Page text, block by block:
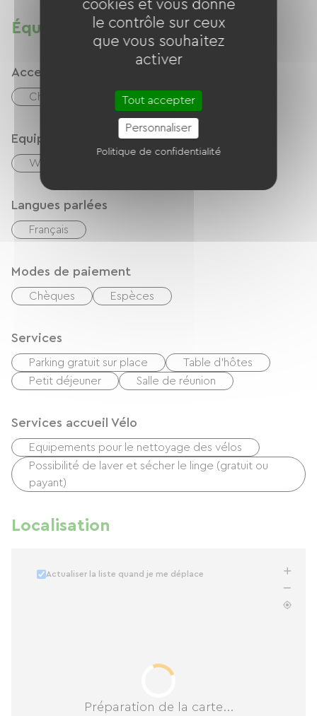
Équipements
Accessibilité
Chambre PMR
Equipements
Wifi gratuit
Langues parlées
Français
Modes de paiement
Chèques Espèces
Services
Parking gratuit sur place
Table d'hôtes
Petit déjeuner
Salle de réunion
Services accueil Vélo
Equipements pour le nettoyage des vélos
Possibilité de laver et sécher le linge (gratuit ou
payant)
Localisation
Préparation de la carte...
Actualiser la liste quand je me déplace
cookies et vous donne
le contrôle sur ceux
que vous souhaitez
activer
Tout accepter
Personnaliser
Politique de confidentialité